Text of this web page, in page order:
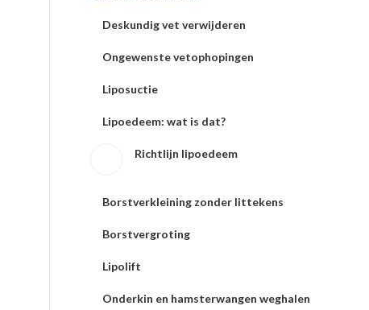
Deskundig vet verwijderen
Ongewenste vetophopingen
Liposuctie
Lipoedeem: wat is dat?
Richtlijn lipoedeem
Borstverkleining zonder littekens
Borstvergroting
Lipolift
Onderkin en hamsterwangen weghalen